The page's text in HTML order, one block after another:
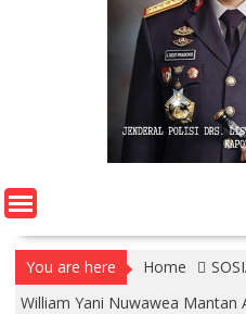
You are here Home
William Yani Nuwawea Mantan